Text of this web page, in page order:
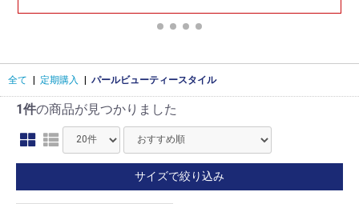
全て | 定期購入 | パールビューティースタイル
1件の商品が見つかりました
サイズで絞り込み